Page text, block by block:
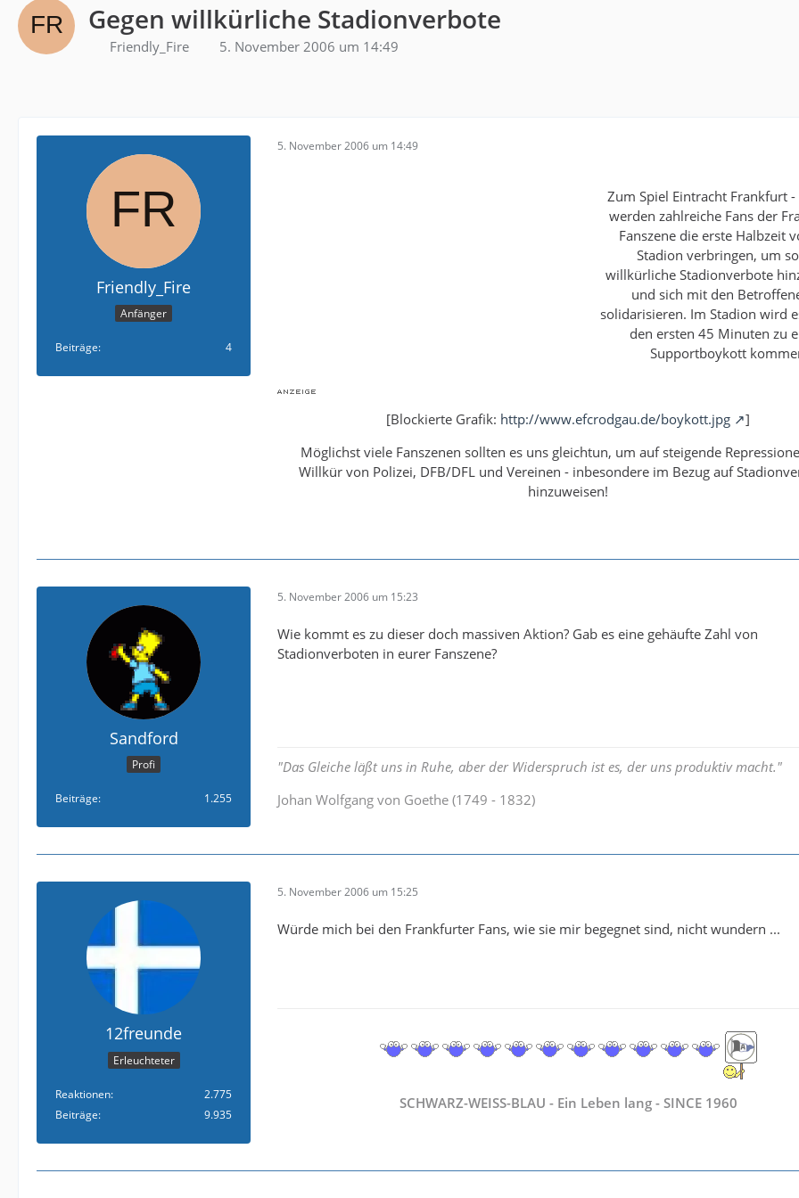
Gegen willkürliche Stadionverbote
Friendly_Fire 5. November 2006 um 14:49
Friendly_Fire
Anfänger
Beiträge 4
5. November 2006 um 14:49
Zum Spiel Eintracht Frankfurt
werden zahlreiche Fans der
Fanszene die erste Halbzeit
Stadion verbringen, um
willkürliche Stadionverbote
und sich mit den
solidarisieren. Im Stadion wird
den ersten 45 Minuten zu
Supportboykott
[Blockierte Grafik: http://www.efcrodgau.de/boykott.jpg
]
Möglichst viele Fanszenen sollten es uns gleichtun, um auf steigende
Willkür von Polizei, DFB/DFL und Vereinen - inbesondere im Bezug auf
hinzuweisen!
Sandford
Profi
Beiträge 1.255
5. November 2006 um 15:23
Wie kommt es zu dieser doch massiven Aktion? Gab es eine gehäufte Zahl von
Stadionverboten in eurer Fanszene?
"Das Gleiche läßt uns in Ruhe, aber der Widerspruch ist es, der uns produktiv macht."
Johan Wolfgang von Goethe (1749 - 1832)
12freunde
Erleuchteter
Reaktionen
2.775
Beiträge
9.935
5. November 2006 um 15:25
Würde mich bei den Frankfurter Fans, wie sie mir begegnet sind, nicht wundern ...
SCHWARZ-WEISS-BLAU - Ein Leben lang - SINCE 1960